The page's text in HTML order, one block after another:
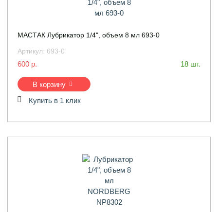
МАСТАК Лубрикатор 1/4", объем 8 мл 693-0
Артикул: 693-0
600 р. 18 шт.
В корзину
Купить в 1 клик